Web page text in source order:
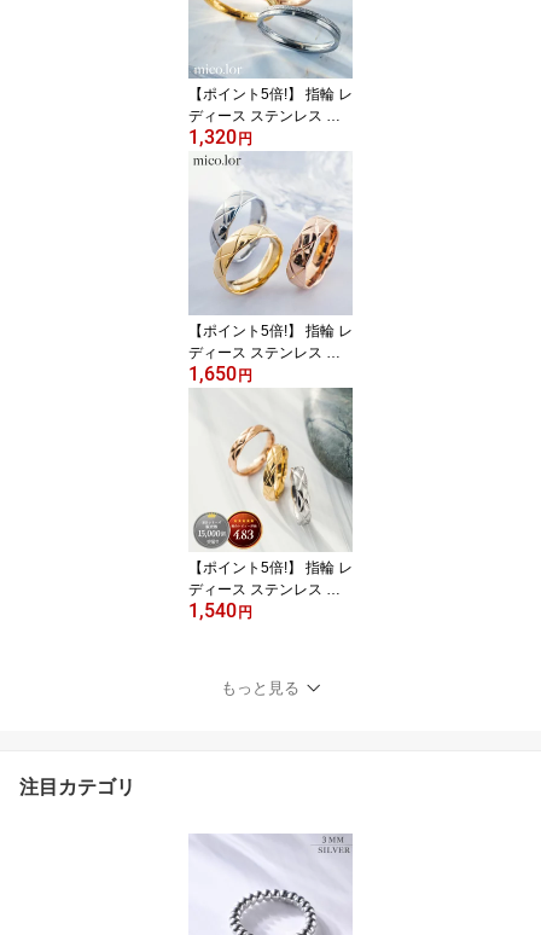
チプライス おしゃれ シ
ルバー ゴールド ピンキ
ーリング 送料無料
【ポイント5倍!】 指輪 レ
ディース ステンレス リ
ング (135)砂目ハーフ ピ
ンキーリング 銀色 金色
ピンクゴールド シンプル
細め 人差し指 中指 ステ
ンレス 指輪 レディース
金属アレルギー メンズ
おしゃれ シルバー ゴー
1,320 円
【ポイント5倍!】 指輪 レ
ディース ステンレス リ
ング (312) ピンキーリン
グ 銀色 金色 ピンクゴー
ルド キルティング おし
ゃれ かわいい シルバー
ゴールド ピンク カラー
ス 金属アレルギー レデ
ィース メンズ 送料無料
女性 プチプラアクセ 送
料無料 補充1110
1,650 円
【ポイント5倍!】 指輪 レ
ディース ステンレス リ
ング (343) キルティング
ス 指輪 レディース 金属
アレルギー メンズ プチ
1,540 円
もっと見る
注目カテゴリ